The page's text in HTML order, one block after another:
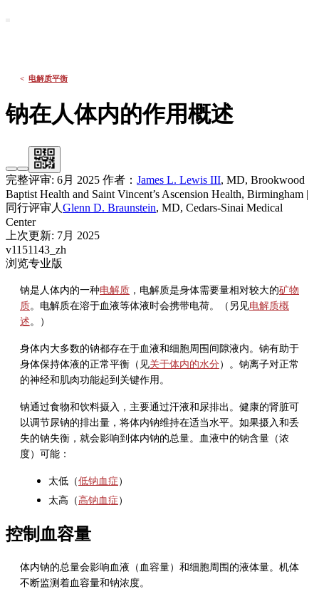
< 电解质平衡
钠在人体内的作用概述
完整评审: 6月 2025 作者： James L. Lewis III, MD, Brookwood
Baptist Health and Saint Vincent’s Ascension Health, Birmingham |
同行评审人 Glenn D. Braunstein, MD, Cedars-Sinai Medical
Center
上次更新: 7月 2025
v1151143_zh
浏览专业版
钠是人体内的一种电解质 ，电解质是身体需要量相对较大的矿物
质。电解质在溶于血液等体液时会携带电荷。（另见电解质概
述 。）
身体内大多数的钠都存在于血液和细胞周围间隙液内。钠有助于
身体保持体液的正常平衡（见关于体内的水分）。钠离子对正常
的神经和肌肉功能起到关键作用。
钠通过食物和饮料摄入，主要通过汗液和尿排出。健康的肾脏可
以调节尿钠的排出量，将体内钠维持在适当水平。如果摄入和丢
失的钠失衡，就会影响到体内钠的总量。血液中的钠含量（浓
度）可能：
太低（低钠血症 ）
太高（高钠血症 ）
控制血容量
体内钠的总量会影响血液（血容量）和细胞周围的液体量。机体
不断监测着血容量和钠浓度。